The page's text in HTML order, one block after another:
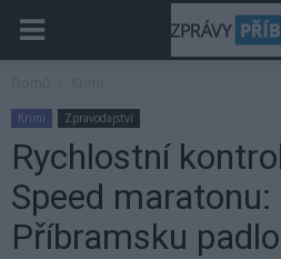
Krimi Zpravodajství
Rychlostní
Speed maratonu:
Příbramsku